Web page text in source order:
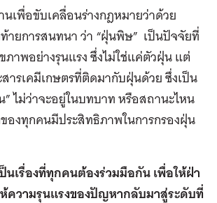
เพื่อขับเคลื่อนร่างกฎหมายว่าด้วย
ายการสนทนา ว่า “ฝุ่นพิษ” เป็นปัจจัยที่
าพอย่างรุนแรง ซึ่งไม่ใช่แค่ตัวฝุ่น แต่
ารเคมีเกษตรที่ติดมากับฝุ่นด้วย ซึ่งเป็น
ไม่ว่าจะอยู่ในบทบาท หรือสถานะไหน
องทุกคนมีประสิทธิภาพในการกรองฝุ่น
ป็นเรื่องที่ทุกคนต้องร่วมมือกัน เพื่อให้ฝ่า
ความรุนแรงของปัญหากลับมาสู่ระดับที่